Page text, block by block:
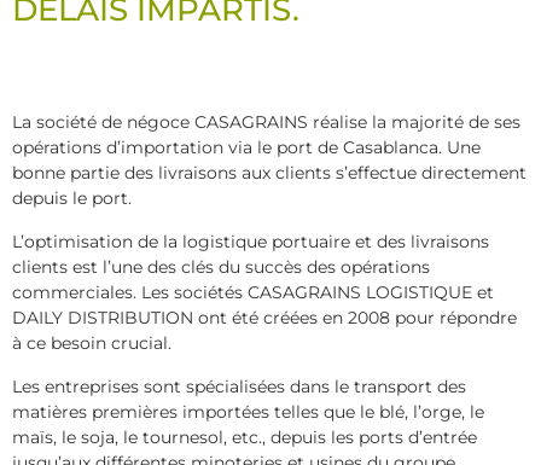
DÉLAIS IMPARTIS.
La société de négoce CASAGRAINS réalise la majorité de ses
opérations d’importation via le port de Casablanca. Une
bonne partie des livraisons aux clients s’effectue directement
depuis le port.
L’optimisation de la logistique portuaire et des livraisons
clients est l’une des clés du succès des opérations
commerciales. Les sociétés CASAGRAINS LOGISTIQUE et
DAILY DISTRIBUTION ont été créées en 2008 pour répondre
à ce besoin crucial.
Les entreprises sont spécialisées dans le transport des
matières premières importées telles que le blé, l’orge, le
maïs, le soja, le tournesol, etc., depuis les ports d’entrée